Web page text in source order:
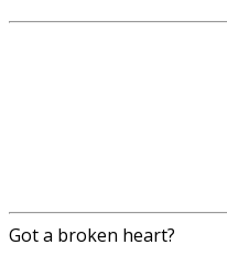
Got a broken heart?